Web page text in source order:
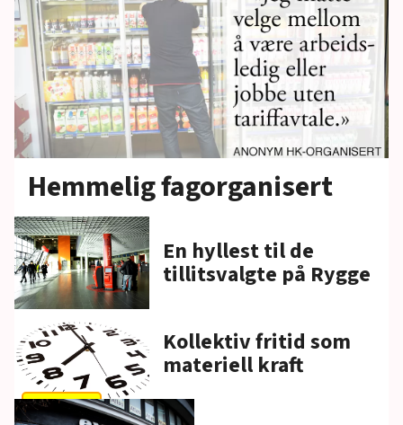
Hemmelig fagorganisert
En hyllest til de
tillitsvalgte på Rygge
Kollektiv fritid som
materiell kraft
Bloggen.no